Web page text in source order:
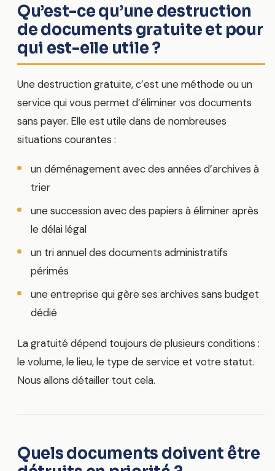
Qu’est-ce qu’une destruction
de documents gratuite et pour
qui est-elle utile ?
Une destruction gratuite, c’est une méthode ou un
service qui vous permet d’éliminer vos documents
sans payer. Elle est utile dans de nombreuses
situations courantes :
un déménagement avec des années d’archives à
trier
une succession avec des papiers à éliminer après
le délai légal
un tri annuel des documents administratifs
périmés
une entreprise qui gère ses archives sans budget
dédié
La gratuité dépend toujours de plusieurs conditions :
le volume, le lieu, le type de service et votre statut.
Nous allons détailler tout cela.
Quels documents doivent être